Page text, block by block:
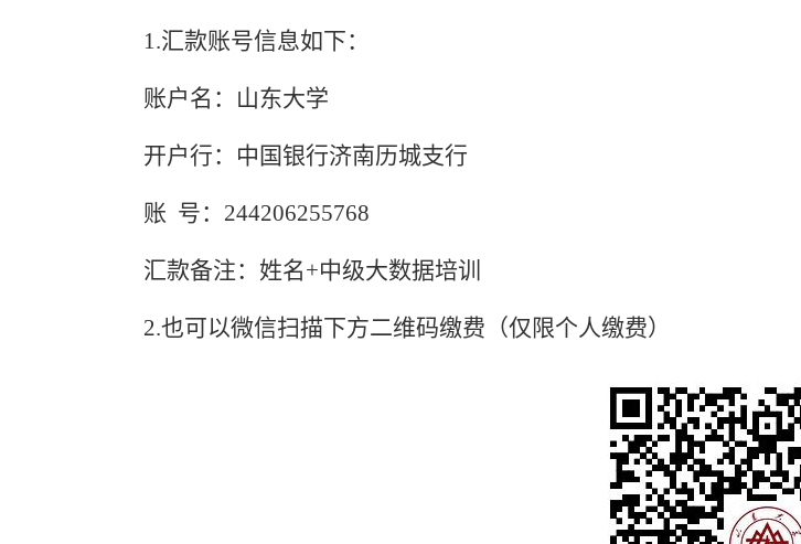
1.汇款账号信息如下：
账户名：山东大学
开户行：中国银行济南历城支行
账 号： 244206255768
汇款备注：姓名+中级大数据培训
2.也可以微信扫描下方二维码缴费（仅限个人缴费）